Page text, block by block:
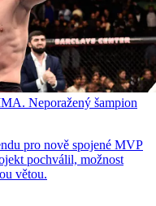
Neporažený šampion
pro nově spojené MVP
pochválil, možnost
větou.